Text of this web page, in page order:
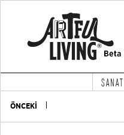
SANAT
ÖNCEKİ